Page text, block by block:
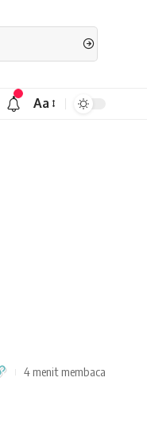
Aa
4 menit membaca